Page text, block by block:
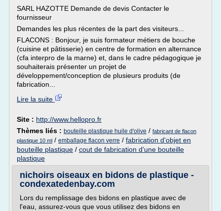
SARL HAZOTTE Demande de devis Contacter le
fournisseur
Demandes les plus récentes de la part des visiteurs...
FLACONS : Bonjour, je suis formateur métiers de bouche
(cuisine et pâtisserie) en centre de formation en alternance
(cfa interpro de la marne) et, dans le cadre pédagogique je
souhaiterais présenter un projet de
développement/conception de plusieurs produits (de
fabrication...
Lire la suite
Site : http://www.hellopro.fr
Thèmes liés : bouteille plastique huile d'olive / fabricant de flacon
plastique 10 ml / emballage flacon verre / fabrication d'objet en
bouteille plastique / cout de fabrication d'une bouteille
plastique
nichoirs oiseaux en bidons de plastique -
condexatedenbay.com
Lors du remplissage des bidons en plastique avec de
l'eau, assurez-vous que vous utilisez des bidons en